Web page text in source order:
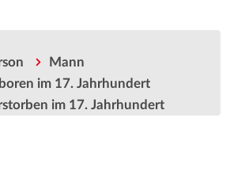
Mann
im 17. Jahrhundert
im 17. Jahrhundert